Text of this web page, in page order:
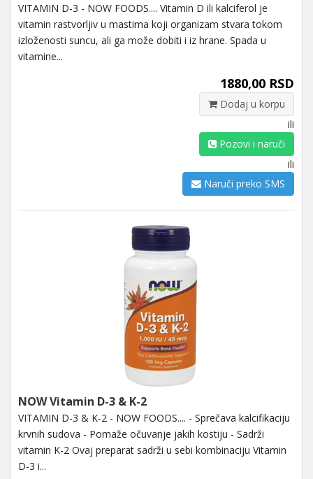
VITAMIN D-3 - NOW FOODS.... Vitamin D ili kalciferol je
vitamin rastvorljiv u mastima koji organizam stvara tokom
izloženosti suncu, ali ga može dobiti i iz hrane. Spada u
vitamine...
1880,00 RSD
Dodaj u korpu
ili
Pozovi i naruči
ili
Naruči preko SMS
NOW Vitamin D-3 & K-2
VITAMIN D-3 & K-2 - NOW FOODS.... - Sprečava kalcifikaciju
krvnih sudova - Pomaže očuvanje jakih kostiju - Sadrži
vitamin K-2 Ovaj preparat sadrži u sebi kombinaciju Vitamin
D-3 i...